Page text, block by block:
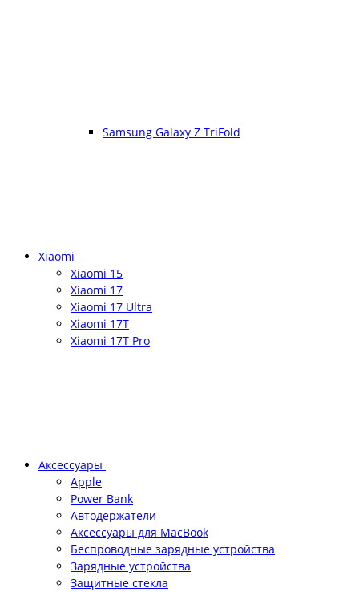
Samsung Galaxy Z TriFold
Xiaomi
Xiaomi 15
Xiaomi 17
Xiaomi 17 Ultra
Xiaomi 17T
Xiaomi 17T Pro
Аксессуары
Apple
Power Bank
Автодержатели
Аксессуары для MacBook
Беспроводные зарядные устройства
Зарядные устройства
Защитные стекла